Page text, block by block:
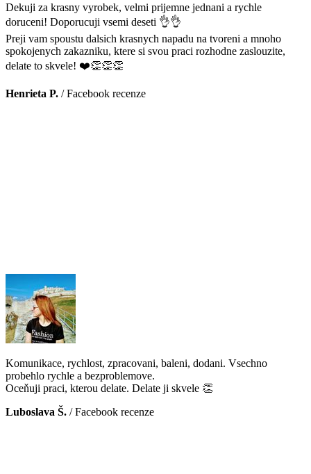
Dekuji za krasny vyrobek, velmi prijemne jednani a rychle
doruceni! Doporucuji vsemi deseti 👌👌
Preji vam spoustu dalsich krasnych napadu na tvoreni a mnoho
spokojenych zakazniku, ktere si svou praci rozhodne zaslouzite,
delate to skvele! ❤️👏👏👏
Henrieta P. /Facebook recenze
Komunikace, rychlost, zpracovani, baleni, dodani. Vsechno
probehlo rychle a bezproblemove.
Oceňuji praci, kterou delate. Delate ji skvele 👏
Luboslava Š. /Facebook recenze